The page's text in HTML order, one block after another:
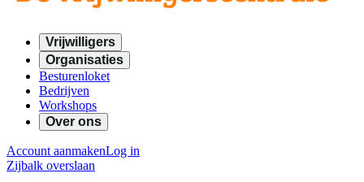
Vrijwilligers
Organisaties
Besturenloket
Bedrijven
Workshops
Over ons
Account aanmakenLog in
Zijbalk overslaan